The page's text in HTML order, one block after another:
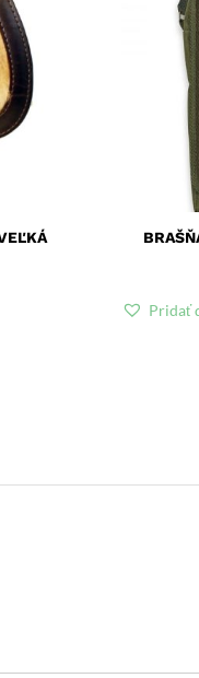
Pridať